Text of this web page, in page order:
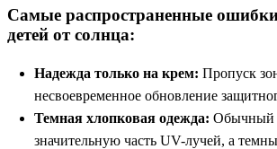
Самые распространенные
детей от солнца:
Надежда только на крем: Пропуск
несвоевременное обновление
Темная хлопковая одежда: Обычный
значительную часть UV-лучей, а